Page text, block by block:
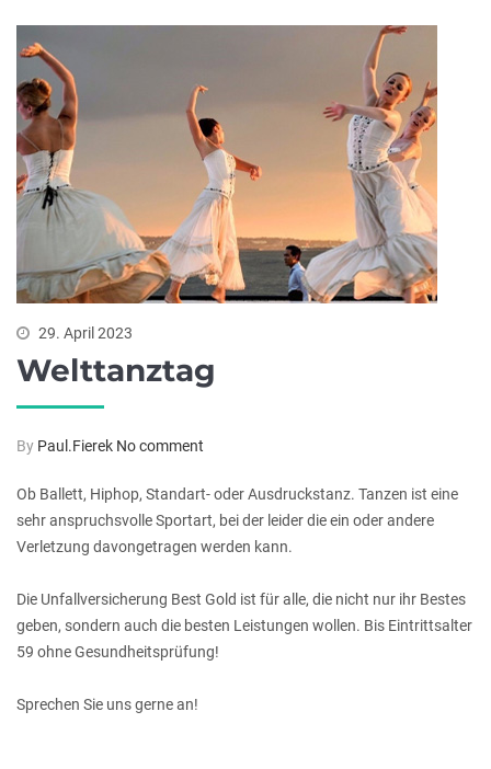
29. April 2023
Welttanztag
By Paul.Fierek No comment
Ob Ballett, Hiphop, Standart- oder Ausdruckstanz. Tanzen ist eine
sehr anspruchsvolle Sportart, bei der leider die ein oder andere
Verletzung davongetragen werden kann.
Die Unfallversicherung Best Gold ist für alle, die nicht nur ihr Bestes
geben, sondern auch die besten Leistungen wollen. Bis Eintrittsalter
59 ohne Gesundheitsprüfung!
Sprechen Sie uns gerne an!